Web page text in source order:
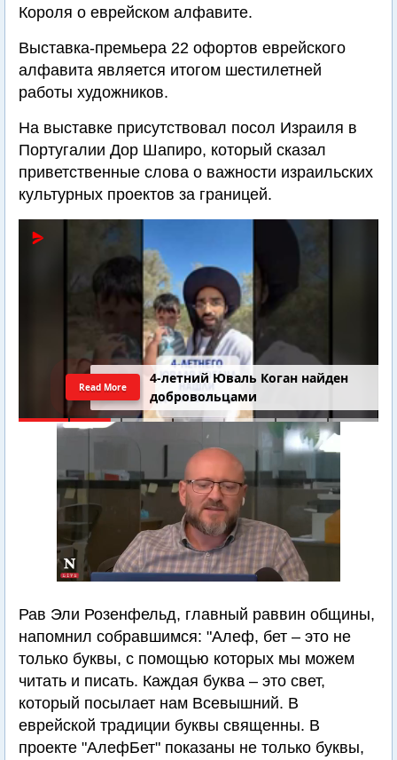
Короля о еврейском алфавите.
Выставка-премьера 22 офортов еврейского
алфавита является итогом шестилетней
работы художников.
На выставке присутствовал посол Израиля в
Португалии Дор Шапиро, который сказал
приветственные слова о важности израильских
культурных проектов за границей.
4-летний Юваль Коган найден
добровольцами
Read More
Рав Эли Розенфельд, главный раввин общины,
напомнил собравшимся: "Алеф, бет – это не
только буквы, с помощью которых мы можем
читать и писать. Каждая буква – это свет,
который посылает нам Всевышний. В
еврейской традиции буквы священны. В
проекте "АлефБет" показаны не только буквы,